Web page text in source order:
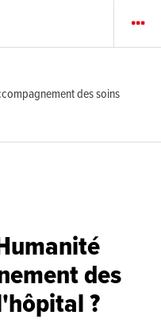
des soins
des
?